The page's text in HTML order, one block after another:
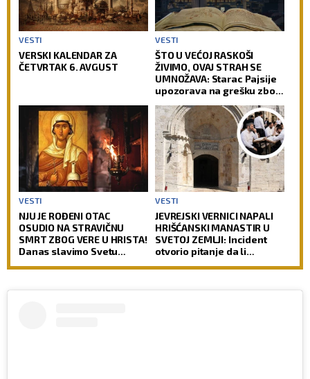
VESTI
VERSKI KALENDAR ZA
ČETVRTAK 6. AVGUST
VESTI
ŠTO U VEĆOJ RASKOŠI
ŽIVIMO, OVAJ STRAH SE
UMNOŽAVA: Starac Pajsije
upozorava na grešku zbog
VESTI
NJU JE ROĐENI OTAC
OSUDIO NA STRAVIČNU
SMRT ZBOG VERE U HRISTA!
Danas slavimo Svetu
VESTI
JEVREJSKI VERNICI NAPALI
HRIŠĆANSKI MANASTIR U
SVETOJ ZEMLJI: Incident
otvorio pitanje da li